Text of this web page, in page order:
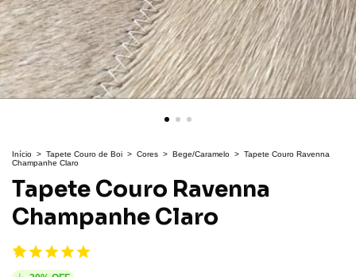
Início > Tapete Couro de Boi > Cores > Bege/Caramelo > Tapete Couro Ravenna
Champanhe Claro
Tapete Couro Ravenna
Champanhe Claro